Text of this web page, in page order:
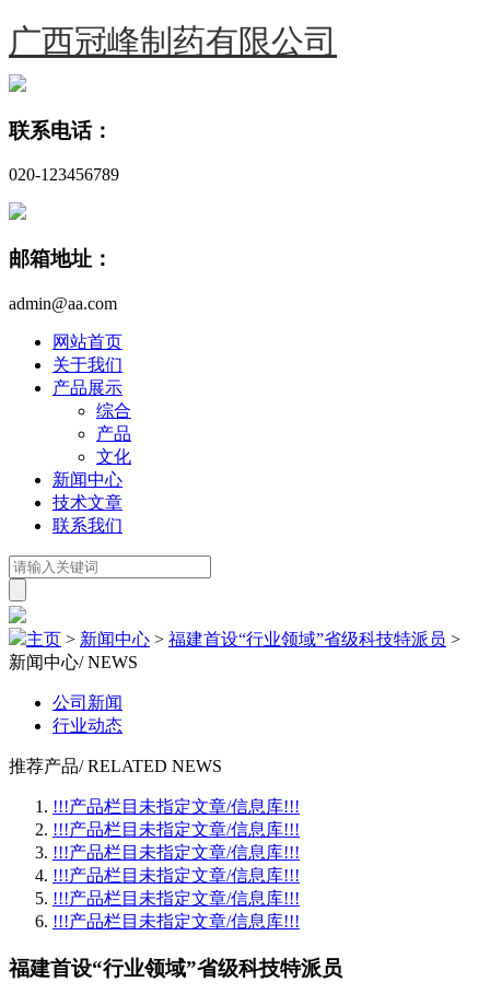
广西冠峰制药有限公司
联系电话：
020-123456789
邮箱地址：
admin@aa.com
网站首页
关于我们
产品展示
综合
产品
文化
新闻中心
技术文章
联系我们
主页 > 新闻中心 > 福建首设“行业领域”省级科技特派员 >
新闻中心/ NEWS
公司新闻
行业动态
推荐产品/ RELATED NEWS
!!!产品栏目未指定文章/信息库!!!
!!!产品栏目未指定文章/信息库!!!
!!!产品栏目未指定文章/信息库!!!
!!!产品栏目未指定文章/信息库!!!
!!!产品栏目未指定文章/信息库!!!
!!!产品栏目未指定文章/信息库!!!
福建首设“行业领域”省级科技特派员